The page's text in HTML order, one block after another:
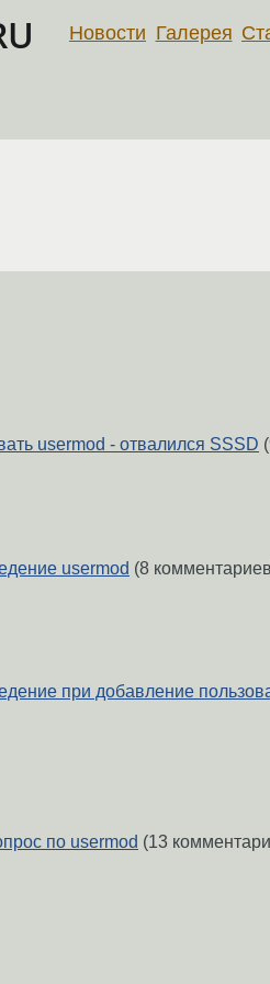
Новости Галерея
usermod - отвалился SSSD
usermod (8
при добавление
по usermod (13